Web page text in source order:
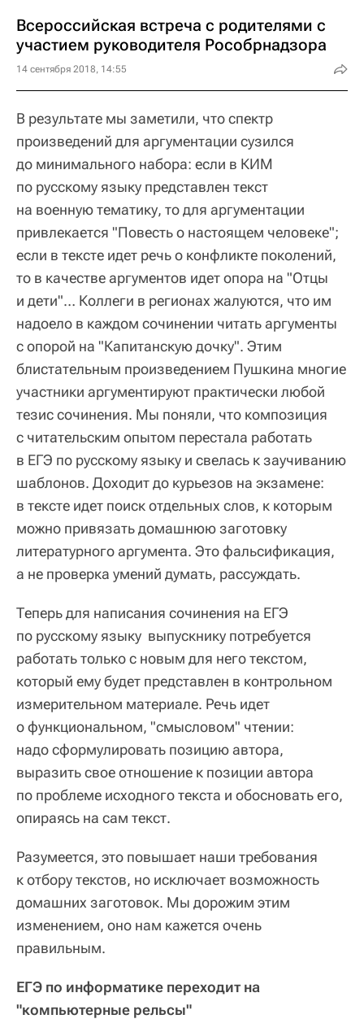
Всероссийская встреча с родителями с
участием руководителя Рособрнадзора
14 сентября 2018, 14:55
В результате мы заметили, что спектр
произведений для аргументации сузился
до минимального набора: если в КИМ
по русскому языку представлен текст
на военную тематику, то для аргументации
привлекается "Повесть о настоящем человеке";
если в тексте идет речь о конфликте поколений,
то в качестве аргументов идет опора на "Отцы
и дети"… Коллеги в регионах жалуются, что им
надоело в каждом сочинении читать аргументы
с опорой на "Капитанскую дочку". Этим
блистательным произведением Пушкина многие
участники аргументируют практически любой
тезис сочинения. Мы поняли, что композиция
с читательским опытом перестала работать
в ЕГЭ по русскому языку и свелась к заучиванию
шаблонов. Доходит до курьезов на экзамене:
в тексте идет поиск отдельных слов, к которым
можно привязать домашнюю заготовку
литературного аргумента. Это фальсификация,
а не проверка умений думать, рассуждать.
Теперь для написания сочинения на ЕГЭ
по русскому языку выпускнику потребуется
работать только с новым для него текстом,
который ему будет представлен в контрольном
измерительном материале. Речь идет
о функциональном, "смысловом" чтении:
надо сформулировать позицию автора,
выразить свое отношение к позиции автора
по проблеме исходного текста и обосновать его,
опираясь на сам текст.
Разумеется, это повышает наши требования
к отбору текстов, но исключает возможность
домашних заготовок. Мы дорожим этим
изменением, оно нам кажется очень
правильным.
ЕГЭ по информатике переходит на
"компьютерные рельсы"